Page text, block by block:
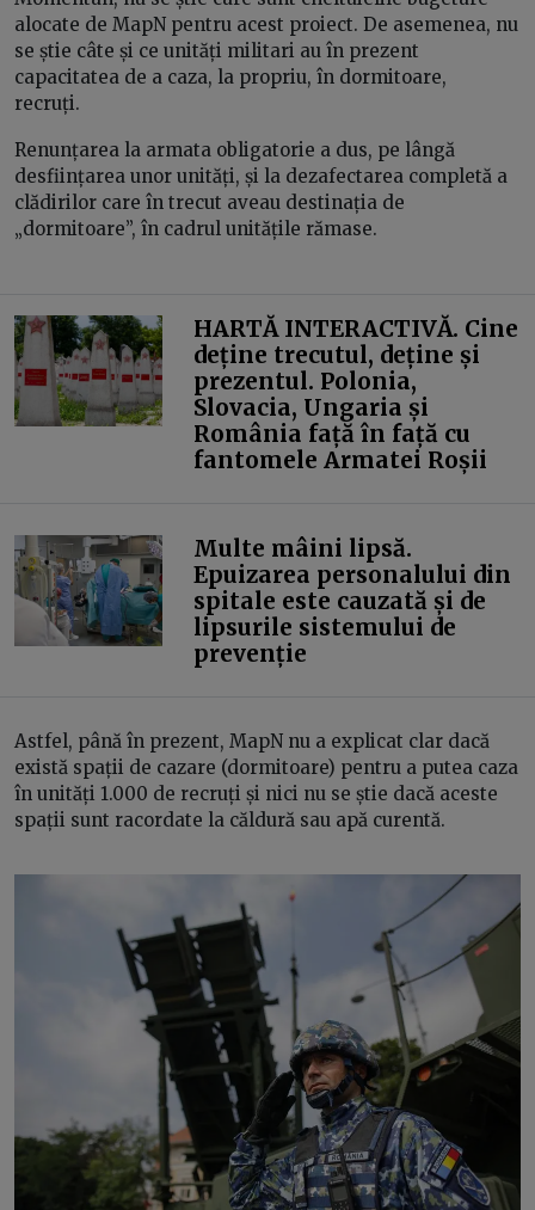
alocate de MapN pentru acest proiect. De asemenea, nu
se știe câte și ce unități militari au în prezent
capacitatea de a caza, la propriu, în dormitoare,
recruți.
Renunțarea la armata obligatorie a dus, pe lângă
desființarea unor unități, și la dezafectarea completă a
clădirilor care în trecut aveau destinația de
„dormitoare”, în cadrul unitățile rămase.
HARTĂ INTERACTIVĂ. Cine
deține trecutul, deține și
prezentul. Polonia,
Slovacia, Ungaria și
România față în față cu
fantomele Armatei Roșii
Multe mâini lipsă.
Epuizarea personalului din
spitale este cauzată și de
lipsurile sistemului de
prevenție
Astfel, până în prezent, MapN nu a explicat clar dacă
există spații de cazare (dormitoare) pentru a putea caza
în unități 1.000 de recruți și nici nu se știe dacă aceste
spații sunt racordate la căldură sau apă curentă.